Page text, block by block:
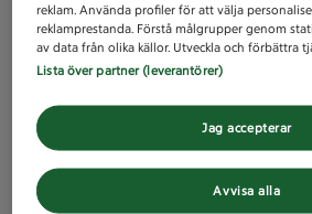
reklam. Använda profiler för att välja
reklamprestanda. Förstå målgrupper genom
av data från olika källor. Utveckla och förbättra
Lista över partner (leverantörer)
Avvisa alla
Jag accepterar